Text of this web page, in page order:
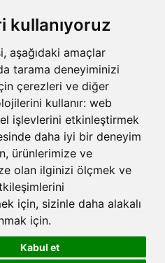
kullanıyoruz
aşağıdaki amaçlar
tarama deneyiminizi
çerezleri ve diğer
kullanır: web
işlevlerini etkinleştirmek
daha iyi bir deneyim
, ürünlerimize ve
olan ilginizi ölçmek ve
için, sizinle daha alakalı
için.
Kabul et
Karabağlar Mah. Karabağlar-İzmir
- 15.00